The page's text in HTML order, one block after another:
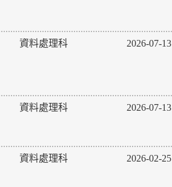
資料處理科 2026-07-13
資料處理科 2026-07-13
資料處理科 2026-02-25